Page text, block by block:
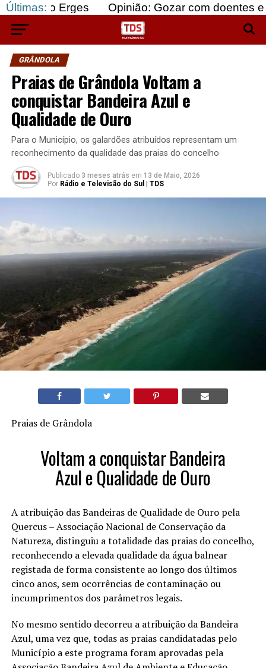
Últimas: Opinião: Gozar com doentes e bajular os
GRÂNDOLA
Praias de Grândola Voltam a
conquistar Bandeira Azul e
Qualidade de Ouro
Para o Município, os galardões atribuídos representam um
reconhecimento da qualidade das praias do concelho
Publicado 3 meses atrás em 13 de Maio, 2026
Por Rádio e Televisão do Sul | TDS
Praias de Grândola
Voltam a conquistar Bandeira
Azul e Qualidade de Ouro
A atribuição das Bandeiras de Qualidade de Ouro pela
Quercus – Associação Nacional de Conservação da
Natureza, distinguiu a totalidade das praias do concelho,
reconhecendo a elevada qualidade da água balnear
registada de forma consistente ao longo dos últimos
cinco anos, sem ocorrências de contaminação ou
incumprimentos dos parâmetros legais.
No mesmo sentido decorreu a atribuição da Bandeira
Azul, uma vez que, todas as praias candidatadas pelo
Município a este programa foram aprovadas pela